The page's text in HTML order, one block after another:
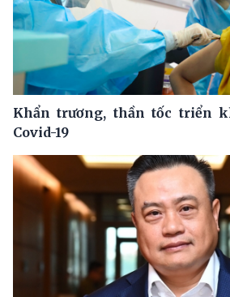
Khẩn trương, thần tốc triển
Covid-19